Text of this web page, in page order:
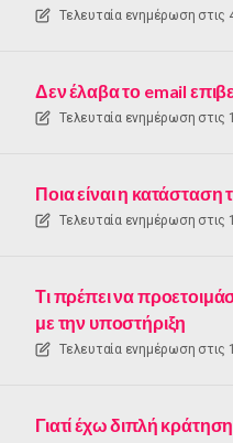
Τελευταία ενημέρωση στις
Δεν έλαβα το email
Τελευταία ενημέρωση στις
Ποια είναι η
Τελευταία ενημέρωση στις
Τι πρέπει να
με την υποστήριξη
Τελευταία ενημέρωση στις
Γιατί έχω διπλή